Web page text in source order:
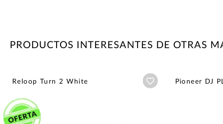
PRODUCTOS INTERESANTES DE OTRAS
Reloop Turn 2 White Añadir a wishlist
Pioneer DJ